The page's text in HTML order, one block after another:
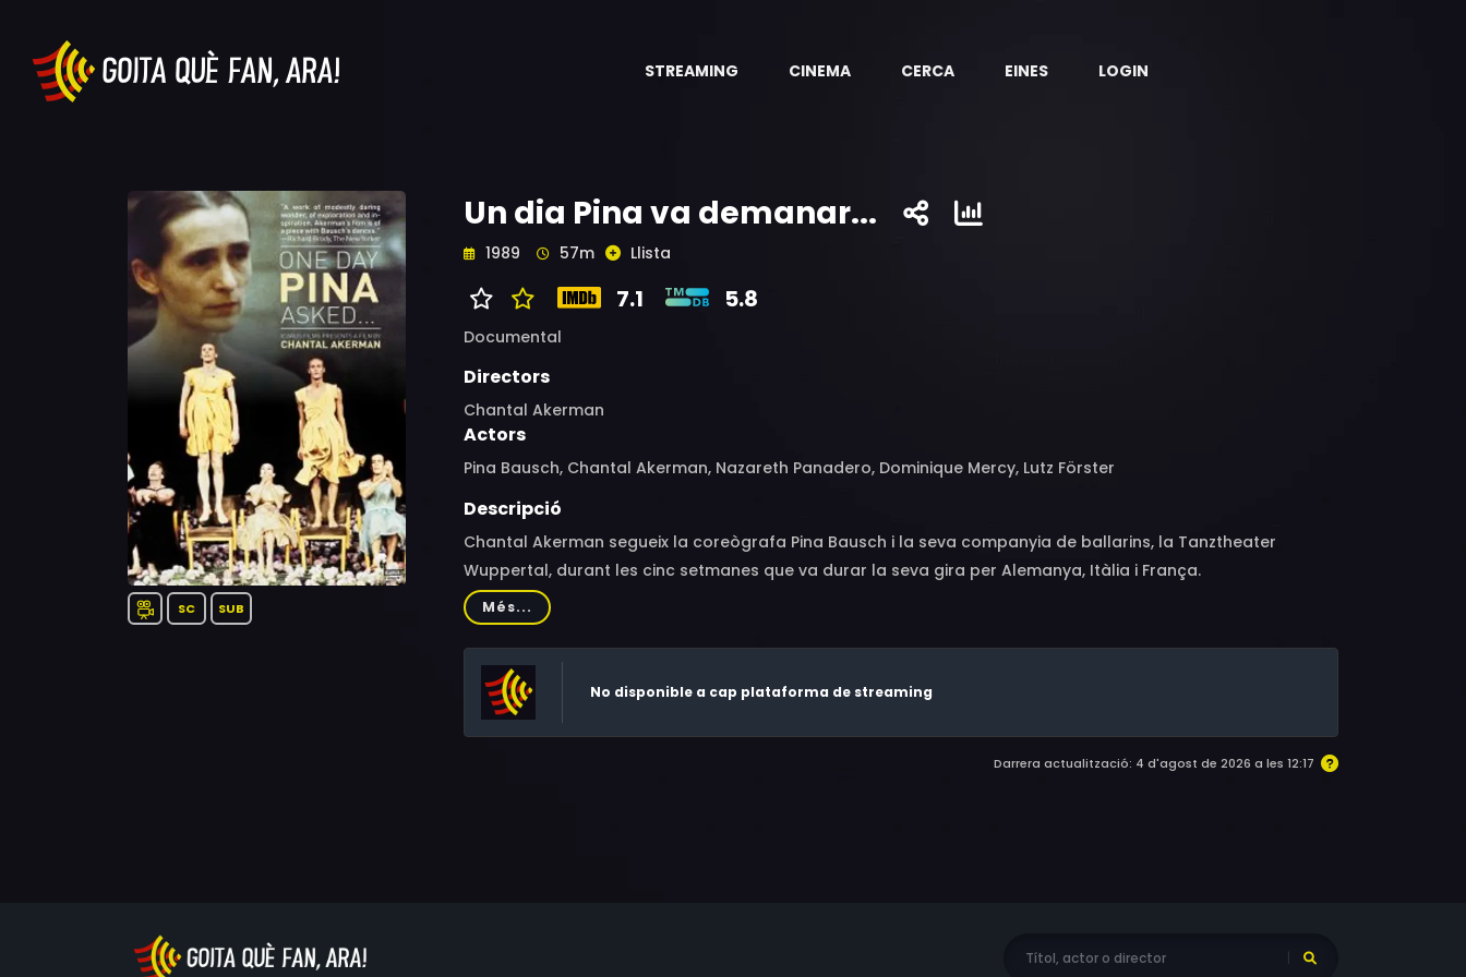
STREAMING CINEMA CERCA EINES LOGIN
SC SUB
Un dia Pina va demanar...
1989 57m Llista
7.1 5.8
Documental
Directors
Chantal Akerman
Actors
Pina Bausch, Chantal Akerman, Nazareth Panadero, Dominique Mercy, Lutz Förster
Descripció
Chantal Akerman segueix la coreògrafa Pina Bausch i la seva companyia de ballarins, la Tanztheater
Wuppertal, durant les cinc setmanes que va durar la seva gira per Alemanya, Itàlia i França.
Més...
No disponible a cap plataforma de streaming
Darrera actualització: 4 d'agost de 2026 a les 12:17